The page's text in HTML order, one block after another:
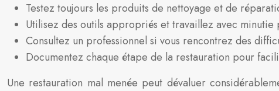
Testez toujours les produits de nettoyage et de
Utilisez des outils appropriés et travaillez avec
Consultez un professionnel si vous rencontrez des
Documentez chaque étape de la restauration pour
Une restauration mal menée peut dévaluer